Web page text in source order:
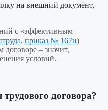
на внешний документ,
с «эффективным
, приказ № 167н)
– значит,
условий.
договора?